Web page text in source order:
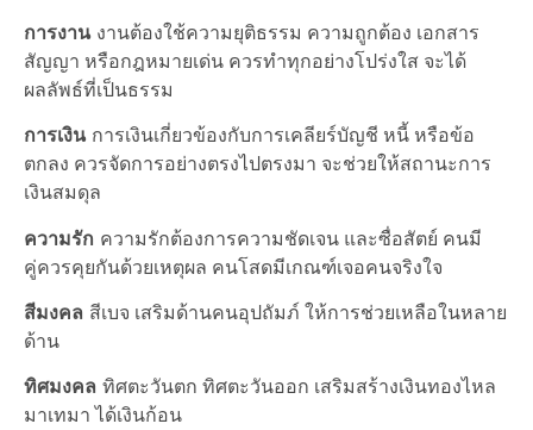
การงาน งานต้องใช้ความยุติธรรม ความถูกต้อง เอกสาร
สัญญา หรือกฎหมายเด่น ควรทำทุกอย่างโปร่งใส จะได้
ผลลัพธ์ที่เป็นธรรม
การเงิน การเงินเกี่ยวข้องกับการเคลียร์บัญชี หนี้ หรือข้อ
ตกลง ควรจัดการอย่างตรงไปตรงมา จะช่วยให้สถานะการ
เงินสมดุล
ความรัก ความรักต้องการความชัดเจน และซื่อสัตย์ คนมี
คู่ควรคุยกันด้วยเหตุผล คนโสดมีเกณฑ์เจอคนจริงใจ
สีมงคล สีเบจ เสริมด้านคนอุปถัมภ์ ให้การช่วยเหลือในหลาย
ด้าน
ทิศมงคล ทิศตะวันตก ทิศตะวันออก เสริมสร้างเงินทองไหล
มาเทมา ได้เงินก้อน